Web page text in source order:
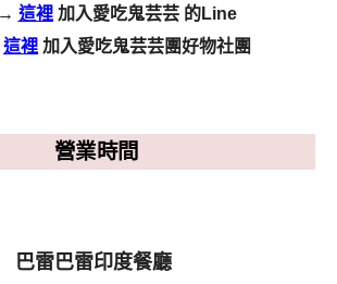
這裡加入愛吃鬼芸芸 的Line
這裡 加入愛吃鬼芸芸團好物社團
營業時間
巴雷巴雷印度餐廳